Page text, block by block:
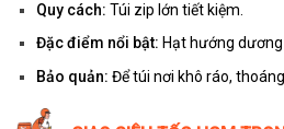
Quy cách: Túi zip lớn tiết kiệm.
Đặc điểm nổi bật: Hạt hướng
Bảo quản: Để túi nơi khô ráo,